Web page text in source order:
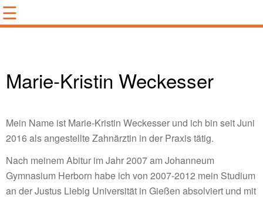
☰
Unsere Standorte
Leistungen
Wissenswertes
Karriere*
Rechtliches
Impressum
Datenschutz
Marie-Kristin Weckesser
Mein Name ist Marie-Kristin Weckesser und ich bin seit Juni
2016 als angestellte Zahnärztin in der Praxis tätig.
Nach meinem Abitur im Jahr 2007 am Johanneum
Gymnasium Herborn habe ich von 2007-2012 mein Studium
an der Justus Liebig Universität in Gießen absolviert und mit